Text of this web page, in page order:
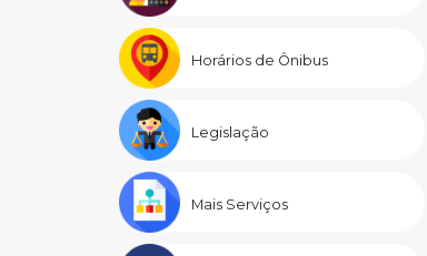
Horários de Ônibus
Legislação
Mais Serviços